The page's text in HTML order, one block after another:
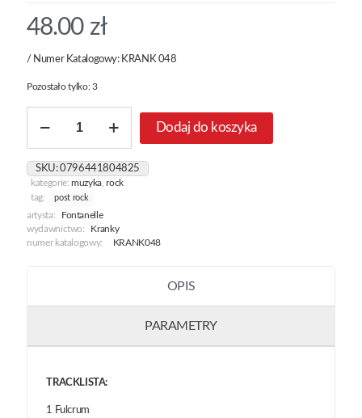
48.00 zł
/ Numer Katalogowy: KRANK 048
Pozostało tylko: 3
Dodaj do koszyka
SKU:0796441804825
kategorie:muzyka,rock
tag:
post rock
artysta:
Fontanelle
wydawnictwo:
Kranky
numer katalogowy:
KRANK048
OPIS
PARAMETRY
TRACKLISTA:
1 Fulcrum